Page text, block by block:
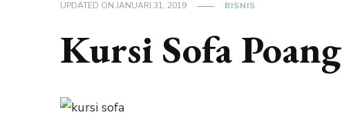
UPDATED ON JANUARI 31, 2019 BISNIS
Kursi Sofa Poang